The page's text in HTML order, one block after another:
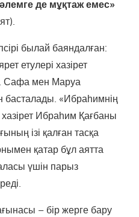
де мұқтаж емес»
былай баяндалған:
етулері хазірет
Сафа мен Маруа
басталады. «Ибраһимнің
хазірет Ибраһим Қағбаны
ізі қалған тасқа
қатар бұл аятта
үшін парыз
– бір жерге бару